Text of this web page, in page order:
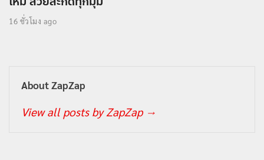
16 ชั่วโมง ago
About ZapZap
View all posts by ZapZap →